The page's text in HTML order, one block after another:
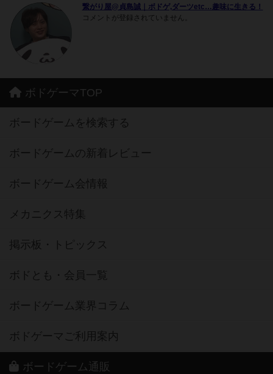
繋がり屋@貞島誠｜ボドゲ,ダーツetc…趣味に生きる！
コメントが登録されていません。
ボドゲーマTOP
ボードゲームを検索する
ボードゲームの新着レビュー
ボードゲーム会情報
メカニクス特集
掲示板・トピックス
ボドとも・会員一覧
ボードゲーム業界コラム
ボドゲーマご利用案内
ボードゲーム通販